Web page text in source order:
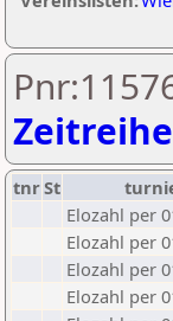
Zeitreihe
tnrSt
Elozahl per
Elozahl per
Elozahl per
Elozahl per